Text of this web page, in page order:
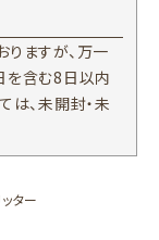
りますが、万一
を含む8日以内
は、未開封・未
ター